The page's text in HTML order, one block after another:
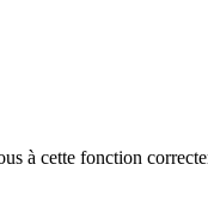
à cette fonction